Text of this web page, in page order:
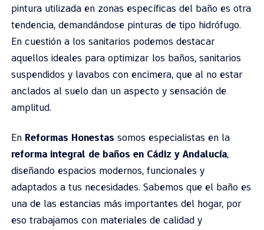
pintura utilizada en zonas específicas del baño es otra
tendencia, demandándose pinturas de tipo hidrófugo.
En cuestión a los sanitarios podemos destacar
aquellos ideales para optimizar los baños, sanitarios
suspendidos y lavabos con encimera, que al no estar
anclados al suelo dan un aspecto y sensación de
amplitud.
En Reformas Honestas somos especialistas en la
reforma integral de baños en Cádiz y Andalucía,
diseñando espacios modernos, funcionales y
adaptados a tus necesidades. Sabemos que el baño es
una de las estancias más importantes del hogar, por
eso trabajamos con materiales de calidad y